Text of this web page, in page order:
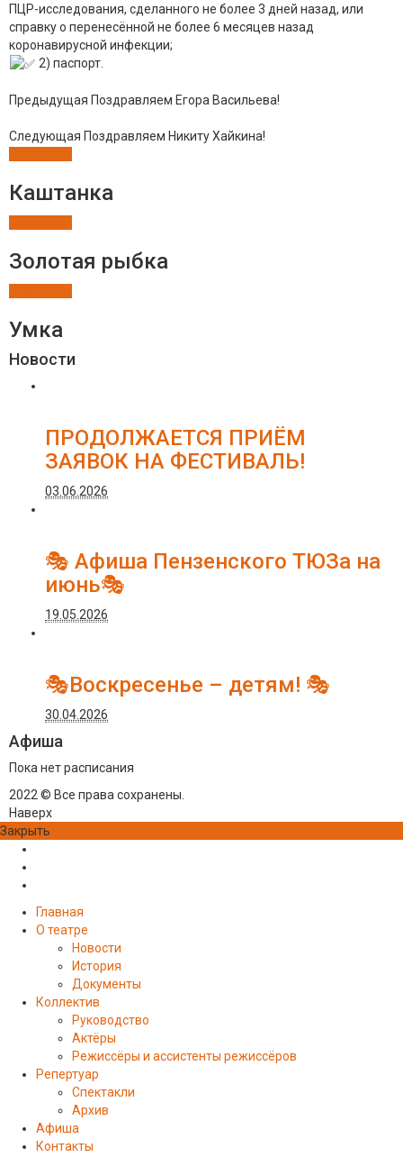
ПЦР-исследования, сделанного не более 3 дней назад, или
справку о перенесённой не более 6 месяцев назад
коронавирусной инфекции;
2) паспорт.
Предыдущая Поздравляем Егора Васильева!
Следующая Поздравляем Никиту Хайкина!
Каштанка
Золотая рыбка
Умка
Новости
ПРОДОЛЖАЕТСЯ ПРИЁМ
ЗАЯВОК НА ФЕСТИВАЛЬ!
03.06.2026
🎭 Афиша Пензенского ТЮЗа на
июнь🎭
19.05.2026
🎭Воскресенье – детям! 🎭
30.04.2026
Афиша
Пока нет расписания
2022 © Все права сохранены.
Наверх
Закрыть
Главная
О театре
Новости
История
Документы
Коллектив
Руководство
Актёры
Режиссёры и ассистенты режиссёров
Репертуар
Спектакли
Архив
Афиша
Контакты